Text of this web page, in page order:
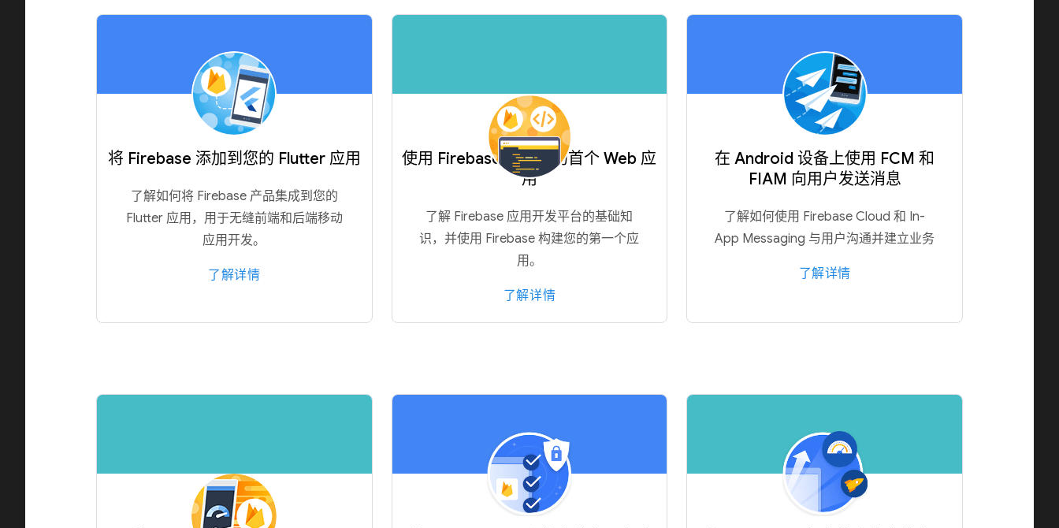
将 Firebase 添加到您的 Flutter 应用
了解如何将 Firebase 产品集成到您的
Flutter 应用，用于无缝前端和后端移动
应用开发。
了解详情
使用 Firebase 构建您的首个 Web 应
用
了解 Firebase 应用开发平台的基础知
识，并使用 Firebase 构建您的第一个应
用。
了解详情
在 Android 设备上使用 FCM 和
FIAM 向用户发送消息
了解如何使用 Firebase Cloud 和 In-
App Messaging 与用户沟通并建立业务
了解详情